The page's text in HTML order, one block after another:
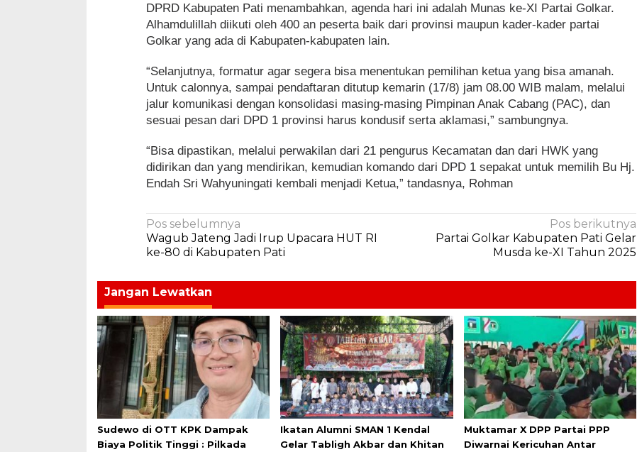
DPRD Kabupaten Pati menambahkan, agenda hari ini adalah Munas ke-XI Partai Golkar.
Alhamdulillah diikuti oleh 400 an peserta baik dari provinsi maupun kader-kader partai
Golkar yang ada di Kabupaten-kabupaten lain.
“Selanjutnya, formatur agar segera bisa menentukan pemilihan ketua yang bisa amanah.
Untuk calonnya, sampai pendaftaran ditutup kemarin (17/8) jam 08.00 WIB malam, melalui
jalur komunikasi dengan konsolidasi masing-masing Pimpinan Anak Cabang (PAC), dan
sesuai pesan dari DPD 1 provinsi harus kondusif serta aklamasi,” sambungnya.
“Bisa dipastikan, melalui perwakilan dari 21 pengurus Kecamatan dan dari HWK yang
didirikan dan yang mendirikan, kemudian komando dari DPD 1 sepakat untuk memilih Bu Hj.
Endah Sri Wahyuningati kembali menjadi Ketua,” tandasnya, Rohman
Navigasi
pos
Pos sebelumnya
Wagub Jateng Jadi Irup Upacara HUT RI
ke-80 di Kabupaten Pati
Pos berikutnya
Partai Golkar Kabupaten Pati Gelar
Musda ke-XI Tahun 2025
Jangan Lewatkan
Sudewo di OTT KPK Dampak
Biaya Politik Tinggi : Pilkada
Ikatan Alumni SMAN 1 Kendal
Gelar Tabligh Akbar dan Khitan
Muktamar X DPP Partai PPP
Diwarnai Kericuhan Antar